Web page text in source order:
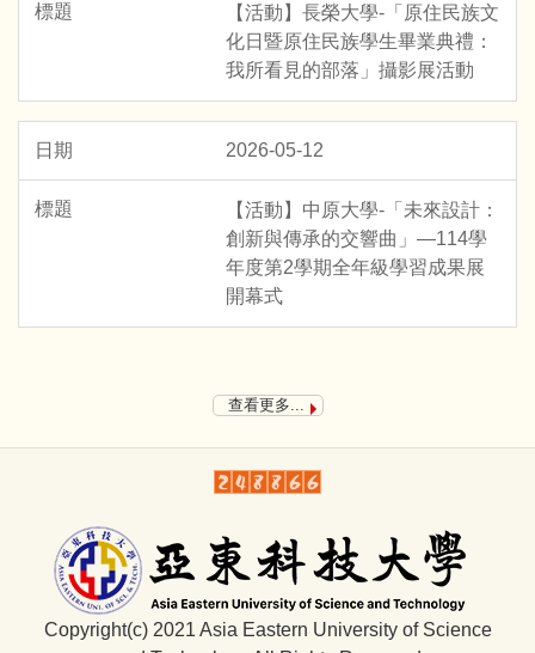
【活動】長榮大學-「原住民族文
化日暨原住民族學生畢業典禮：
我所看見的部落」攝影展活動
2026-05-12
【活動】中原大學-「未來設計：
創新與傳承的交響曲」—114學
年度第2學期全年級學習成果展
開幕式
查看更多...
Copyright(c) 2021 Asia Eastern University of Science